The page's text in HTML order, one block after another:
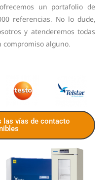
un portafolio de
referencias. No lo dude,
y atenderemos todas
compromiso alguno.
las vías de contacto